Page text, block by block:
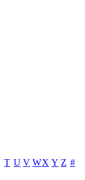
T U V WX Y Z #